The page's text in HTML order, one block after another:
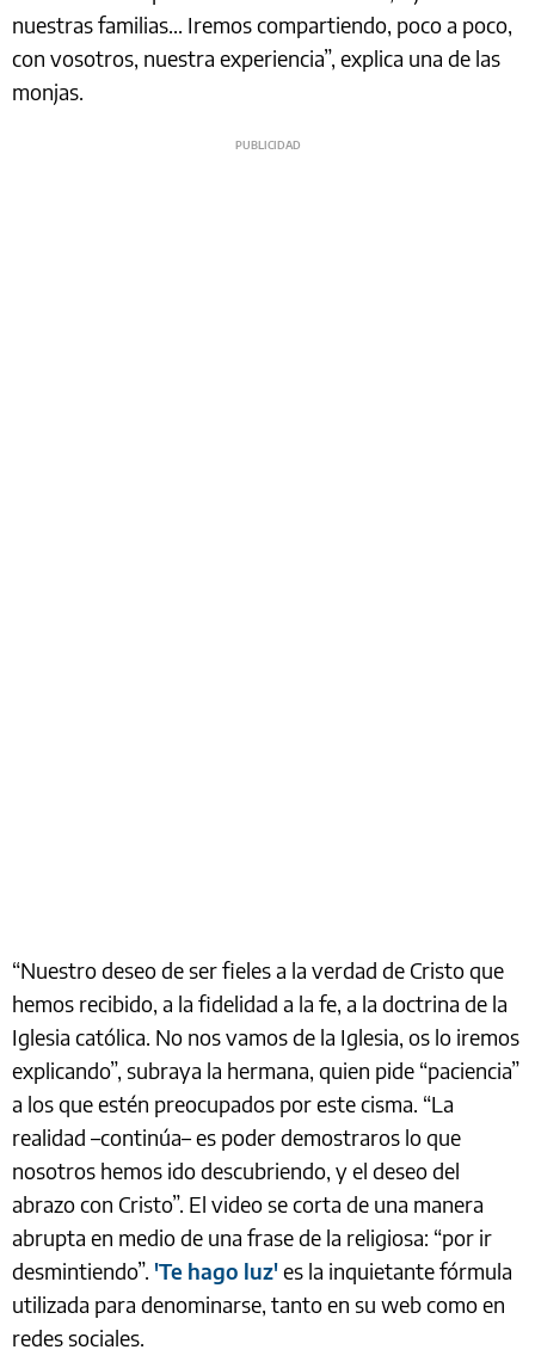
nuestras familias... Iremos compartiendo, poco a poco,
con vosotros, nuestra experiencia”, explica una de las
monjas.
“Nuestro deseo de ser fieles a la verdad de Cristo que
hemos recibido, a la fidelidad a la fe, a la doctrina de la
Iglesia católica. No nos vamos de la Iglesia, os lo iremos
explicando”, subraya la hermana, quien pide “paciencia”
a los que estén preocupados por este cisma. “La
realidad –continúa– es poder demostraros lo que
nosotros hemos ido descubriendo, y el deseo del
abrazo con Cristo”. El video se corta de una manera
abrupta en medio de una frase de la religiosa: “por ir
desmintiendo”. 'Te hago luz'es la inquietante fórmula
utilizada para denominarse, tanto en su web como en
redes sociales.